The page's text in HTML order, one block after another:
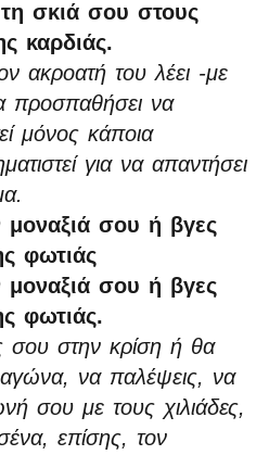
σκιά σου στους
καρδιάς.
ακροατή του λέει -με
προσπαθήσει να
μόνος κάποια
για να απαντήσει
σου ή βγες
φωτιάς
σου ή βγες
φωτιάς.
σου στην κρίση ή θα
να παλέψεις, να
σου με τους χιλιάδες,
επίσης, τον